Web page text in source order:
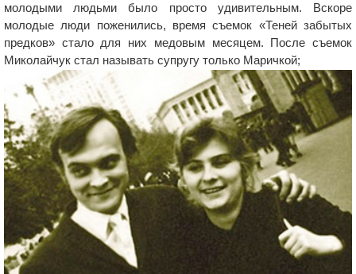
молодыми людьми было просто удивительным. Вскоре
молодые люди поженились, время съемок «Теней забытых
предков» стало для них медовым месяцем. После съемок
Миколайчук стал называть супругу только Маричкой;